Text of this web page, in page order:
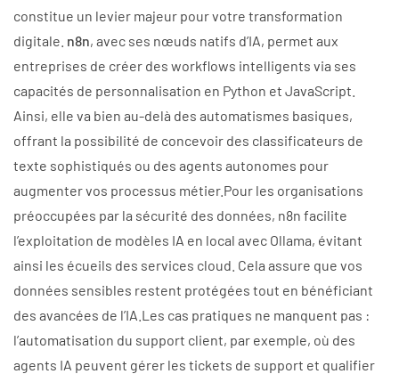
constitue un levier majeur pour votre transformation
digitale. n8n, avec ses nœuds natifs d’IA, permet aux
entreprises de créer des workflows intelligents via ses
capacités de personnalisation en Python et JavaScript.
Ainsi, elle va bien au-delà des automatismes basiques,
offrant la possibilité de concevoir des classificateurs de
texte sophistiqués ou des agents autonomes pour
augmenter vos processus métier.Pour les organisations
préoccupées par la sécurité des données, n8n facilite
l’exploitation de modèles IA en local avec Ollama, évitant
ainsi les écueils des services cloud. Cela assure que vos
données sensibles restent protégées tout en bénéficiant
des avancées de l’IA.Les cas pratiques ne manquent pas :
l’automatisation du support client, par exemple, où des
agents IA peuvent gérer les tickets de support et qualifier